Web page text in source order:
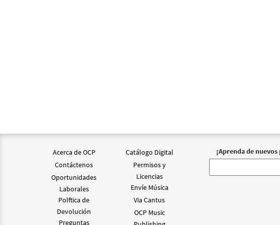
Acerca de OCP
Contáctenos
Oportunidades
Laborales
Polftica de
Devolución
Preguntas
Catálogo Digital
Permisos y
Licencias
Envíe Música
Via Cantus
OCP Music
¡Aprenda de